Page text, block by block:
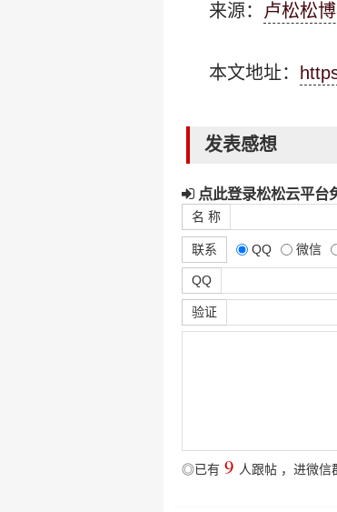
来源： 卢松松
本文地址：
发表感想
点此登录松松云平台
名 称
联系 QQ 微信
QQ
验证
◎已有 9 人跟帖 ， 进微信